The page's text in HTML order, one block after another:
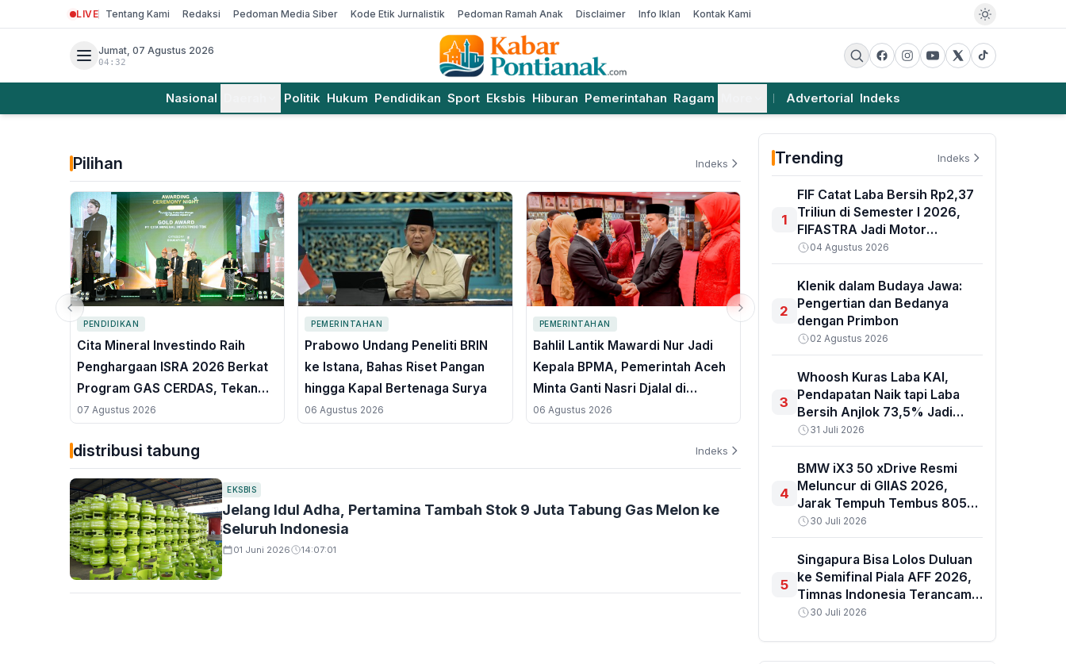
LIVE Tentang Kami Redaksi Pedoman Media Siber Kode Etik Jurnalistik Pedoman Ramah Anak Disclaimer Info Iklan Kontak Kami
Jumat, 07 Agustus 2026
04:32
Nasional Politik Hukum Pendidikan Sport Eksbis Hiburan Pemerintahan Ragam Advertorial Indeks
Pilihan Indeks
PENDIDIKAN
Cita Mineral Investindo Raih
Penghargaan ISRA 2026 Berkat
Program GAS CERDAS, Tekan
Angka Putus Sekolah di Air Upas
07 Agustus 2026
PEMERINTAHAN
Prabowo Undang Peneliti BRIN
ke Istana, Bahas Riset Pangan
hingga Kapal Bertenaga Surya
06 Agustus 2026
PEMERINTAHAN
Bahlil Lantik Mawardi Nur Jadi
Kepala BPMA, Pemerintah Aceh
Minta Ganti Nasri Djalal di
Tengah Polemik Blok Andaman
06 Agustus 2026
PEMERINTAHAN
Presiden Prabowo Terima
Diserahkan untuk Jadi Pedoman
Pembangunan Jangka Panjang
04 Agustus 2026
distribusi tabung Indeks
EKSBIS
Jelang Idul Adha, Pertamina Tambah Stok 9 Juta Tabung Gas Melon ke
Seluruh Indonesia
01 Juni 2026 14:07:01
Trending Indeks
1
FIF Catat Laba Bersih Rp2,37
Triliun di Semester I 2026,
FIFASTRA Jadi Motor
Penggerak
04 Agustus 2026
2
Klenik dalam Budaya Jawa:
Pengertian dan Bedanya
dengan Primbon
02 Agustus 2026
3
Whoosh Kuras Laba KAI,
Pendapatan Naik tapi Laba
Bersih Anjlok 73,5% Jadi
Rp314 Miliar
31 Juli 2026
4
BMW iX3 50 xDrive Resmi
Meluncur di GIIAS 2026,
Jarak Tempuh Tembus 805
Km30 Juli 2026
5
Singapura Bisa Lolos Duluan
ke Semifinal Piala AFF 2026,
Timnas Indonesia Terancam
Lewat dari Grup A
30 Juli 2026